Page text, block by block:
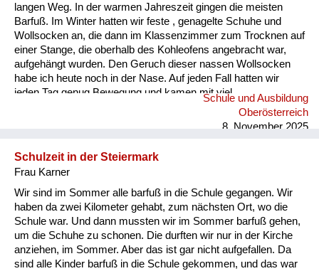
Fluchtgeschichten
Familiengeschichten
Schule und Ausbildung
Wiederaufbau und
Wohnen
langen Weg. In der warmen Jahreszeit gingen die meisten
Barfuß. Im Winter hatten wir feste , genagelte Schuhe und
Wollsocken an, die dann im Klassenzimmer zum Trocknen auf
einer Stange, die oberhalb des Kohleofens angebracht war,
aufgehängt wurden. Den Geruch dieser nassen Wollsocken
habe ich heute noch in der Nase. Auf jeden Fall hatten wir
jeden Tag genug Bewegung und kamen mit vielSchule und Ausbildung
Oberösterreich
8. November 2025
Schulzeit in der Steiermark
Frau Karner
Wir sind im Sommer alle barfuß in die Schule gegangen. Wir
haben da zwei Kilometer gehabt, zum nächsten Ort, wo die
Schule war. Und dann mussten wir im Sommer barfuß gehen,
um die Schuhe zu schonen. Die durften wir nur in der Kirche
anziehen, im Sommer. Aber das ist gar nicht aufgefallen. Da
sind alle Kinder barfuß in die Schule gekommen, und das war